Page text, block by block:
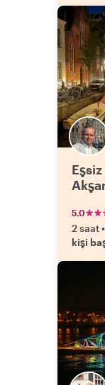
5.0
2 saat•
kişi